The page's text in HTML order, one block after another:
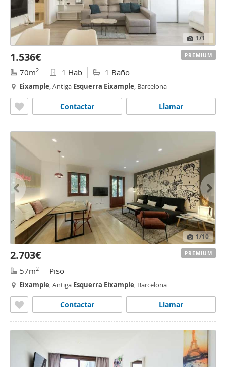
1/1
1.536€
70m2 1 Hab 1 Baño
Eixample, Antiga Esquerra Eixample, Barcelona
Llamar
Contactar
PREMIUM
1/10
2.703€
57m2 Piso
Eixample, Antiga Esquerra Eixample, Barcelona
Llamar
Contactar
PREMIUM